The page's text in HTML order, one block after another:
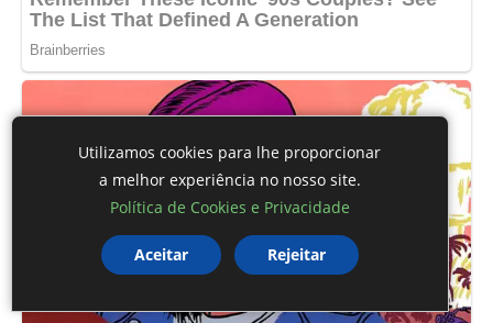
Utilizamos cookies para lhe proporcionar
a melhor experiência no nosso site.
Política de Cookies e Privacidade
Aceitar Rejeitar